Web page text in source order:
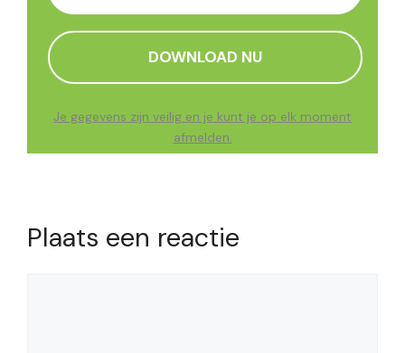
Je gegevens zijn veilig en je kunt je op elk moment
afmelden.
Plaats een reactie